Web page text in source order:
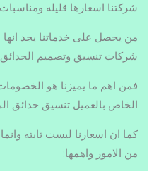
شركتنا اسعارها قليله
من يحصل على خدماتنا يجد انها
شركات تنسيق وتصميم الحدائق
فمن اهم ما يميزنا هو
الخاص بالعميل تنسيق حدائق
كما ان اسعارنا ليست ثابته
من الامور واهمها: